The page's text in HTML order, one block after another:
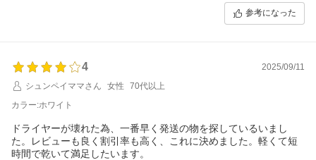
お買い上げ商品は少しでもお客様のお役に立てれば幸いです。
これからもまた何がございましたら、是非お気軽にショップまでお問い
を開始してください。
今後も変わらぬご愛顧のほど、よろしくお願いいたします。
参考になった
4
2025/09/11
シュンペイママさん
女性
70代以上
カラー:ホワイト
ドライヤーが壊れた為、一番早く発送の物を探しているいまし
た。レビューも良く割引率も高く、これに決めました。軽くて短
時間で乾いて満足したいます。